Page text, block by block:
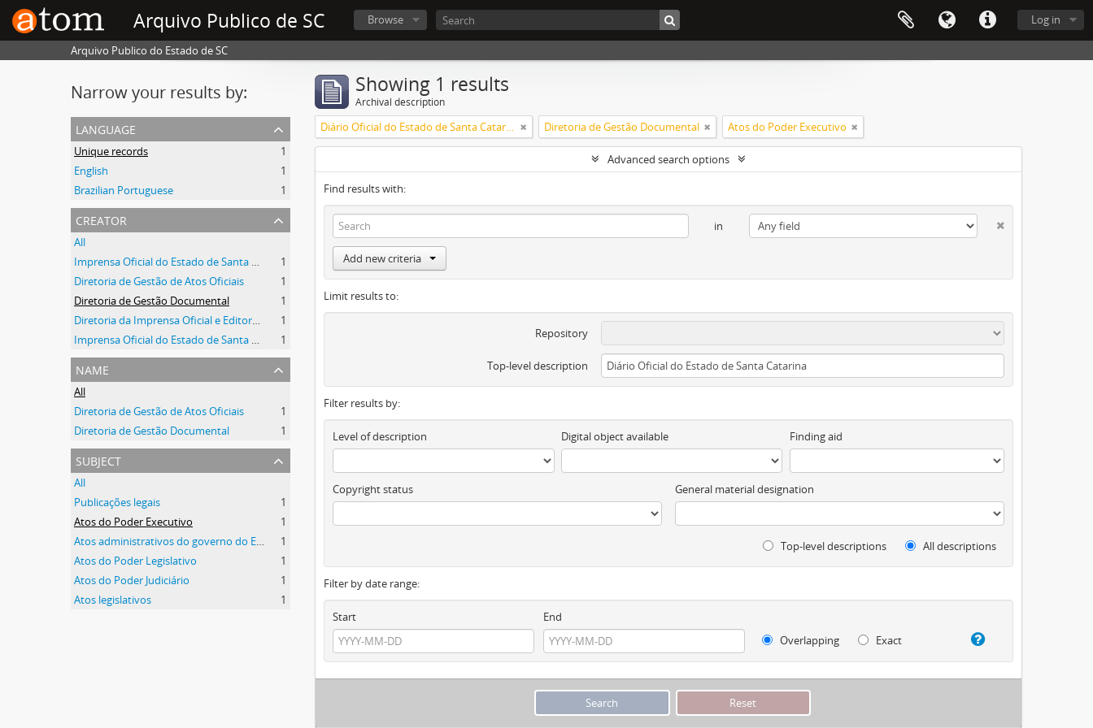
Arquivo Publico de SC Log in
Browse
Arquivo Publico do Estado de SC
Narrow your results by:
language
Unique records
1
English
1
Brazilian Portuguese
1
creator
All
Imprensa Oficial do Estado de Santa Catarina
1
Diretoria de Gestão de Atos Oficiais
1
Diretoria de Gestão Documental
1
Diretoria da Imprensa Oficial e Editora de Santa Catarina
1
Imprensa Oficial do Estado de Santa Catarina S/A
1
name
All
Diretoria de Gestão de Atos Oficiais
1
Diretoria de Gestão Documental
1
subject
All
Publicações legais
1
Atos do Poder Executivo
1
Atos administrativos do governo do Estado
1
Atos do Poder Legislativo
1
Atos do Poder Judiciário
1
Atos legislativos
1
Showing 1 results
Archival description
Diário Oficial do Estado de Santa Catarina Diretoria de Gestão Documental Atos do Poder Executivo
Advanced search options
Find results with:
in
Add new criteria
Limit results to:
Repository
Top-level description
Filter results by:
Level of description Digital object available Finding aid
Copyright status General material designation
Top-level descriptions All descriptions
Filter by date range:
Start
End
Overlapping
Exact